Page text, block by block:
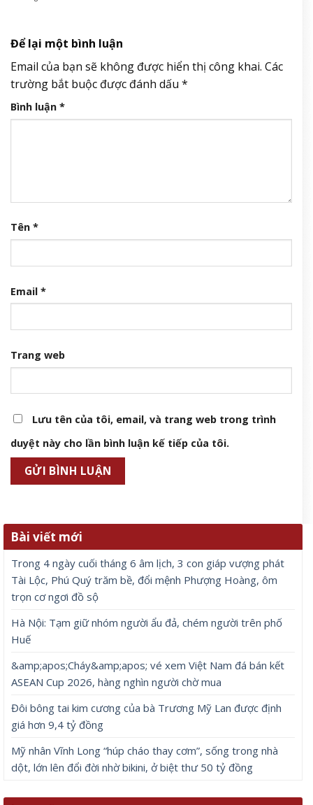
Để lại một bình luận
Email của bạn sẽ không được hiển thị công khai. Các
trường bắt buộc được đánh dấu *
Bình luận *
Tên *
Email *
Trang web
Lưu tên của tôi, email, và trang web trong trình
duyệt này cho lần bình luận kế tiếp của tôi.
Bài viết mới
Trong 4 ngày cuối tháng 6 âm lịch, 3 con giáp vượng phát
Tài Lộc, Phú Quý trăm bề, đổi mệnh Phượng Hoàng, ôm
trọn cơ ngơi đồ sộ
Hà Nội: Tạm giữ nhóm người ẩu đả, chém người trên phố
Huế
&amp;apos;Cháy&amp;apos; vé xem Việt Nam đá bán kết
ASEAN Cup 2026, hàng nghìn người chờ mua
Đôi bông tai kim cương của bà Trương Mỹ Lan được định
giá hơn 9,4 tỷ đồng
Mỹ nhân Vĩnh Long “húp cháo thay cơm”, sống trong nhà
dột, lớn lên đổi đời nhờ bikini, ở biệt thư 50 tỷ đồng